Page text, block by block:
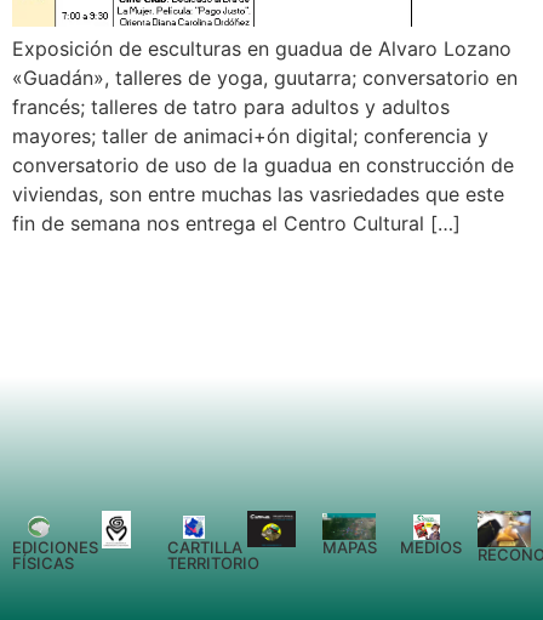
Exposición de esculturas en guadua de Alvaro Lozano
«Guadán», talleres de yoga, guutarra; conversatorio en
francés; talleres de tatro para adultos y adultos
mayores; taller de animaci+ón digital; conferencia y
conversatorio de uso de la guadua en construcción de
viviendas, son entre muchas las vasriedades que este
fin de semana nos entrega el Centro Cultural […]
EDICIONES
FÍSICAS
CARTILLA
TERRITORIO
MAPAS MEDIOS